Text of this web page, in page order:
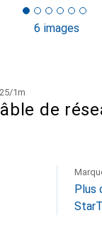
6 images
de
/1m
Plus